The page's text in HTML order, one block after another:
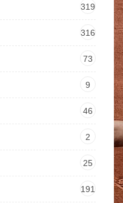
319
316
73
9
46
2
25
191